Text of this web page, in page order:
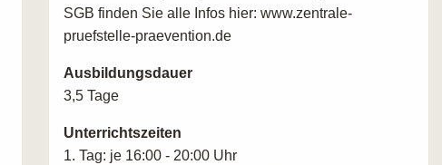
SGB finden Sie alle Infos hier: www.zentrale-
pruefstelle-praevention.de
Ausbildungsdauer
3,5 Tage
Unterrichtszeiten
1. Tag: je 16:00 - 20:00 Uhr